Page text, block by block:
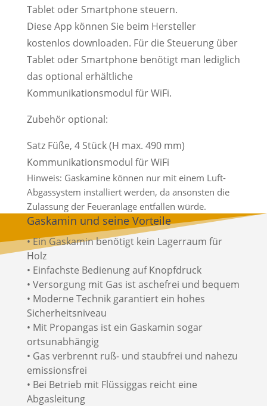
Tablet oder Smartphone steuern.
Diese App können Sie beim Hersteller
kostenlos downloaden. Für die Steuerung über
Tablet oder Smartphone benötigt man lediglich
das optional erhältliche
Kommunikationsmodul für WiFi.
Zubehör optional:
Satz Füße, 4 Stück (H max. 490 mm)
Kommunikationsmodul für WiFi
Hinweis: Gaskamine können nur mit einem Luft-
Abgassystem installiert werden, da ansonsten die
Zulassung der Feueranlage entfallen würde.
Gaskamin und seine Vorteile
• Ein Gaskamin benötigt kein Lagerraum für
Holz
• Einfachste Bedienung auf Knopfdruck
• Versorgung mit Gas ist aschefrei und bequem
• Moderne Technik garantiert ein hohes
Sicherheitsniveau
• Mit Propangas ist ein Gaskamin sogar
ortsunabhängig
• Gas verbrennt ruß- und staubfrei und nahezu
emissionsfrei
• Bei Betrieb mit Flüssiggas reicht eine
Abgasleitung